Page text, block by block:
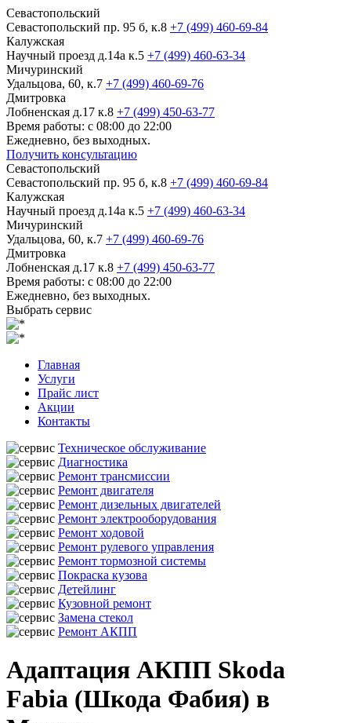
Севастопольский
Севастопольский пр. 95 б, к.8 +7 (499) 460-69-84
Калужская
Научный проезд д.14а к.5 +7 (499) 460-63-34
Мичуринский
Удальцова, 60, к.7 +7 (499) 460-69-76
Дмитровка
Лобненская д.17 к.8 +7 (499) 450-63-77
Время работы: с 08:00 до 22:00
Ежедневно, без выходных.
Получить консультацию
Севастопольский
Севастопольский пр. 95 б, к.8 +7 (499) 460-69-84
Калужская
Научный проезд д.14а к.5 +7 (499) 460-63-34
Мичуринский
Удальцова, 60, к.7 +7 (499) 460-69-76
Дмитровка
Лобненская д.17 к.8 +7 (499) 450-63-77
Время работы: с 08:00 до 22:00
Ежедневно, без выходных.
Выбрать сервис
Главная
Услуги
Прайс лист
Акции
Контакты
Техническое обслуживание
Диагностика
Ремонт трансмиссии
Ремонт двигателя
Ремонт дизельных двигателей
Ремонт электрооборудования
Ремонт ходовой
Ремонт рулевого управления
Ремонт тормозной системы
Покраска кузова
Детейлинг
Кузовной ремонт
Замена стекол
Ремонт АКПП
Адаптация АКПП Skoda
Fabia (Шкода Фабия) в